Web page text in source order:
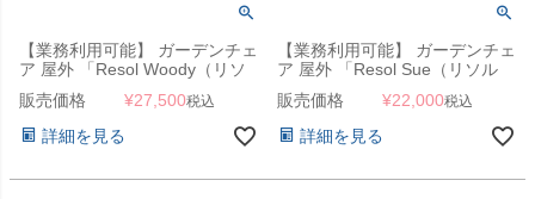
【業務利用可能】 ガーデンチェ
ア 屋外 「Resol Woody（リソ
ル ウッディ アームチェア）」
スペイン製 デザイナーズチェア
スタッキング可
販売価格 ¥27,500税込
詳細を見る
【業務利用可能】 ガーデンチェ
ア 屋外 「Resol Sue（リソル
スー チェア）」
販売価格 ¥22,000税込
詳細を見る